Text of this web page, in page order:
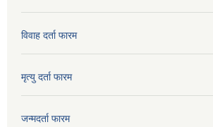
विवाह दर्ता फारम
मृत्यु दर्ता फारम
जन्मदर्ता फारम